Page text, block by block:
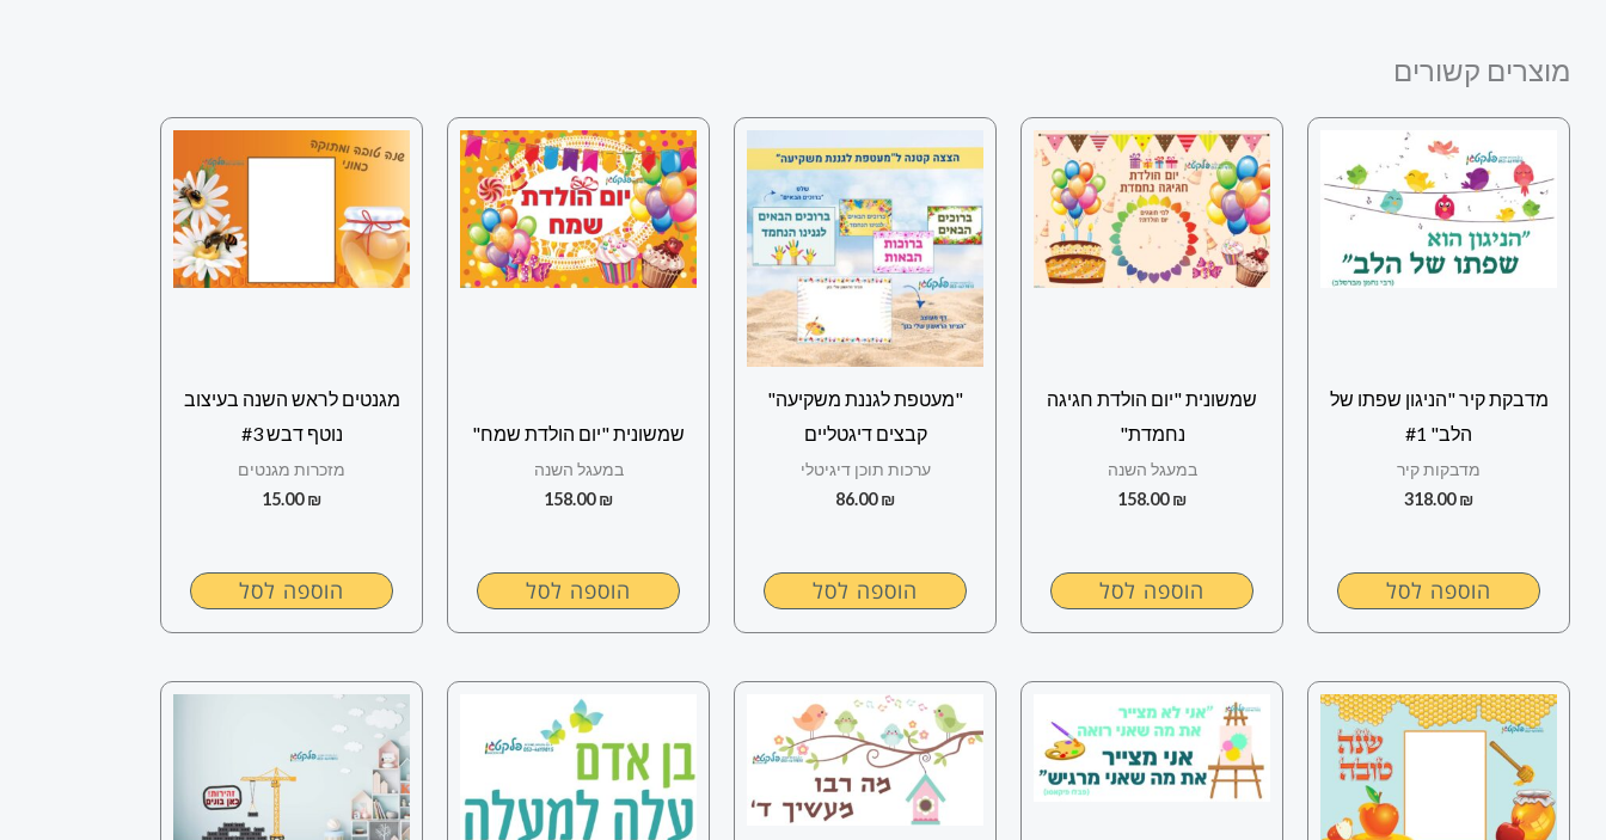
מוצרים קשורים
מדבקת קיר "הניגון שפתו של
הלב" #1
מדבקות קיר
318.00₪
הוספה לסל
שמשונית "יום הולדת חגיגה
נחמדת"
במעגל השנה
158.00₪
הוספה לסל
"מעטפת לגננת משקיעה"
קבצים דיגטליים
ערכות תוכן דיגיטלי
86.00₪
הוספה לסל
שמשונית "יום הולדת שמח"
במעגל השנה
158.00₪
הוספה לסל
מגנטים לראש השנה בעיצוב
נוטף דבש #3
מזכרות מגנטים
15.00₪
הוספה לסל